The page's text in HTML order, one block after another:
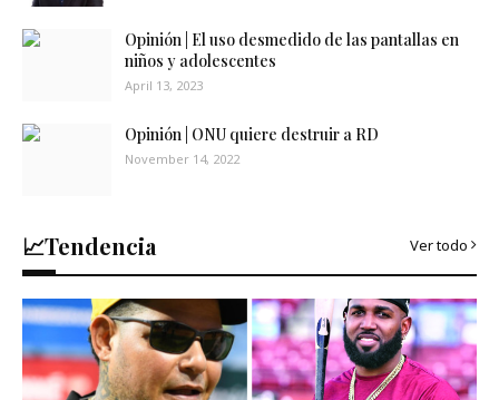
Opinión | El uso desmedido de las pantallas en
niños y adolescentes
April 13, 2023
Opinión | ONU quiere destruir a RD
November 14, 2022
📈Tendencia Ver todo